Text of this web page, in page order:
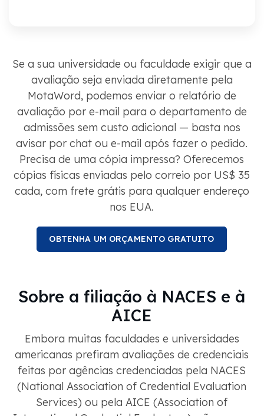
Se a sua universidade ou faculdade exigir que a
avaliação seja enviada diretamente pela
MotaWord, podemos enviar o relatório de
avaliação por e-mail para o departamento de
admissões sem custo adicional — basta nos
avisar por chat ou e-mail após fazer o pedido.
Precisa de uma cópia impressa? Oferecemos
cópias físicas enviadas pelo correio por US$ 35
cada, com frete grátis para qualquer endereço
nos EUA.
OBTENHA UM ORÇAMENTO GRATUITO
Sobre a filiação à NACES e à
AICE
Embora muitas faculdades e universidades
americanas prefiram avaliações de credenciais
feitas por agências credenciadas pela NACES
(National Association of Credential Evaluation
Services) ou pela AICE (Association of